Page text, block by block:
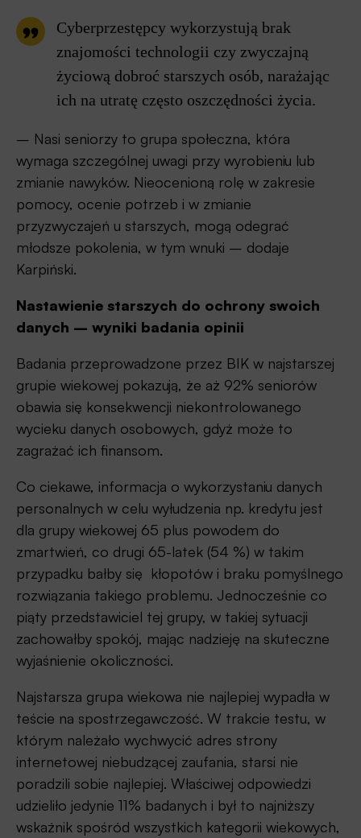
Cyberprzestępcy wykorzystują brak
znajomości technologii czy zwyczajną
życiową dobroć starszych osób, narażając
ich na utratę często oszczędności życia.
– Nasi seniorzy to grupa społeczna, która
wymaga szczególnej uwagi przy wyrobieniu lub
zmianie nawyków. Nieocenioną rolę w zakresie
pomocy, ocenie potrzeb i w zmianie
przyzwyczajeń u starszych, mogą odegrać
młodsze pokolenia, w tym wnuki – dodaje
Karpiński.
Nastawienie starszych do ochrony swoich
danych – wyniki badania opinii
Badania przeprowadzone przez BIK w najstarszej
grupie wiekowej pokazują, że aż 92% seniorów
obawia się konsekwencji niekontrolowanego
wycieku danych osobowych, gdyż może to
zagrażać ich finansom.
Co ciekawe, informacja o wykorzystaniu danych
personalnych w celu wyłudzenia np. kredytu jest
dla grupy wiekowej 65 plus powodem do
zmartwień, co drugi 65-latek (54 %) w takim
przypadku bałby się kłopotów i braku pomyślnego
rozwiązania takiego problemu. Jednocześnie co
piąty przedstawiciel tej grupy, w takiej sytuacji
zachowałby spokój, mając nadzieję na skuteczne
wyjaśnienie okoliczności.
Najstarsza grupa wiekowa nie najlepiej wypadła w
teście na spostrzegawczość. W trakcie testu, w
którym należało wychwycić adres strony
internetowej niebudzącej zaufania, starsi nie
poradzili sobie najlepiej. Właściwej odpowiedzi
udzieliło jedynie 11% badanych i był to najniższy
wskaźnik spośród wszystkich kategorii wiekowych,